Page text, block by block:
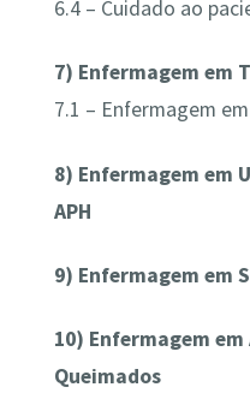
6.4 – Cuidado ao
7) Enfermagem em
7.1 – Enfermagem
8) Enfermagem em
APH
9) Enfermagem em
10) Enfermagem
Queimados